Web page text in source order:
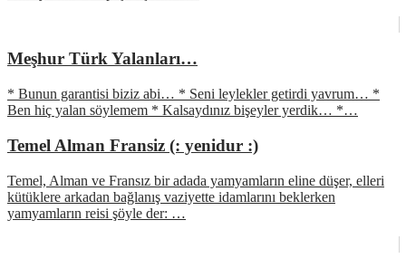
Meşhur Türk Yalanları…
* Bunun garantisi biziz abi… * Seni leylekler getirdi yavrum… *
Ben hiç yalan söylemem * Kalsaydınız bişeyler yerdik… *…
Temel Alman Fransiz (: yenidur :)
Temel, Alman ve Fransız bir adada yamyamların eline düşer, elleri
kütüklere arkadan bağlanış vaziyette idamlarını beklerken
yamyamların reisi şöyle der: …